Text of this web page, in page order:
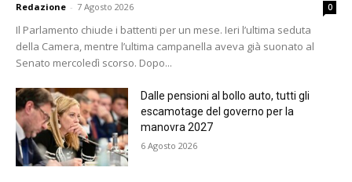
Redazione - 7 Agosto 2026 0
Il Parlamento chiude i battenti per un mese. Ieri l’ultima seduta
della Camera, mentre l’ultima campanella aveva già suonato al
Senato mercoledì scorso. Dopo...
Dalle pensioni al bollo auto, tutti gli
escamotage del governo per la
manovra 2027
6 Agosto 2026